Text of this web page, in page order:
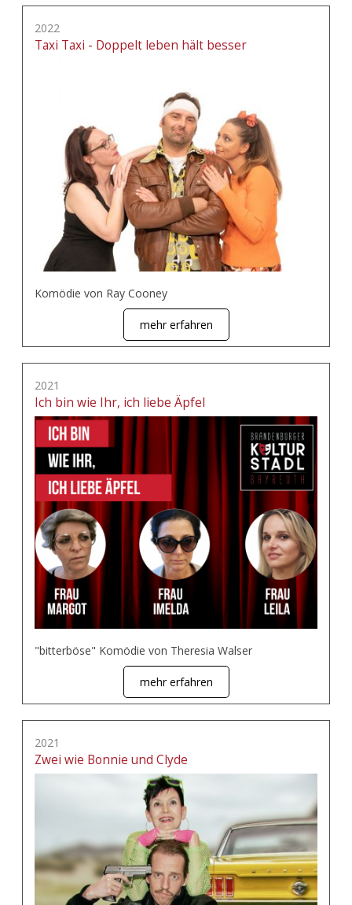
2022
Taxi Taxi - Doppelt leben hält besser
Komödie von Ray Cooney
mehr erfahren
2021
Ich bin wie Ihr, ich liebe Äpfel
"bitterböse" Komödie von Theresia Walser
mehr erfahren
2021
Zwei wie Bonnie und Clyde